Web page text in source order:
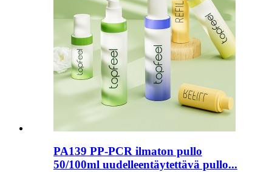
PA139 PP-PCR ilmaton pullo
50/100ml uudelleentäytettävä pullo...